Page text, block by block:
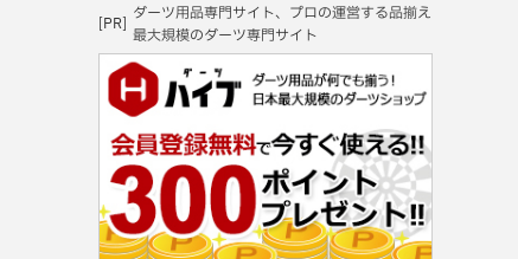
[PR]
ダーツ用品専門サイト、プロの運営する品揃え
最大規模のダーツ専門サイト